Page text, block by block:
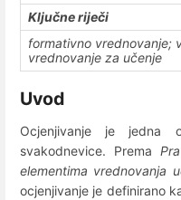
Ključne riječi
formativno vrednovanje;
vrednovanje za učenje
Uvod
Ocjenjivanje je jedna
svakodnevice. Prema
elementima vrednovanja
ocjenjivanje je definirano